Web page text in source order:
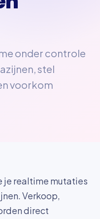
onder controle
stel
voorkom
je realtime mutaties
Verkoop,
direct